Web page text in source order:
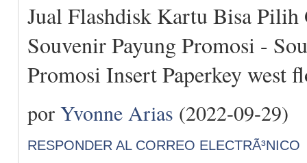
Jual Flashdisk Kartu Bisa
Souvenir Payung Promosi -
Promosi Insert Paperkey west
por Yvonne Arias (2022-09-29)
RESPONDER AL CORREO ELECTRÃ³NICO